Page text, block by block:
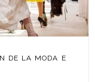
DE LA MODA E